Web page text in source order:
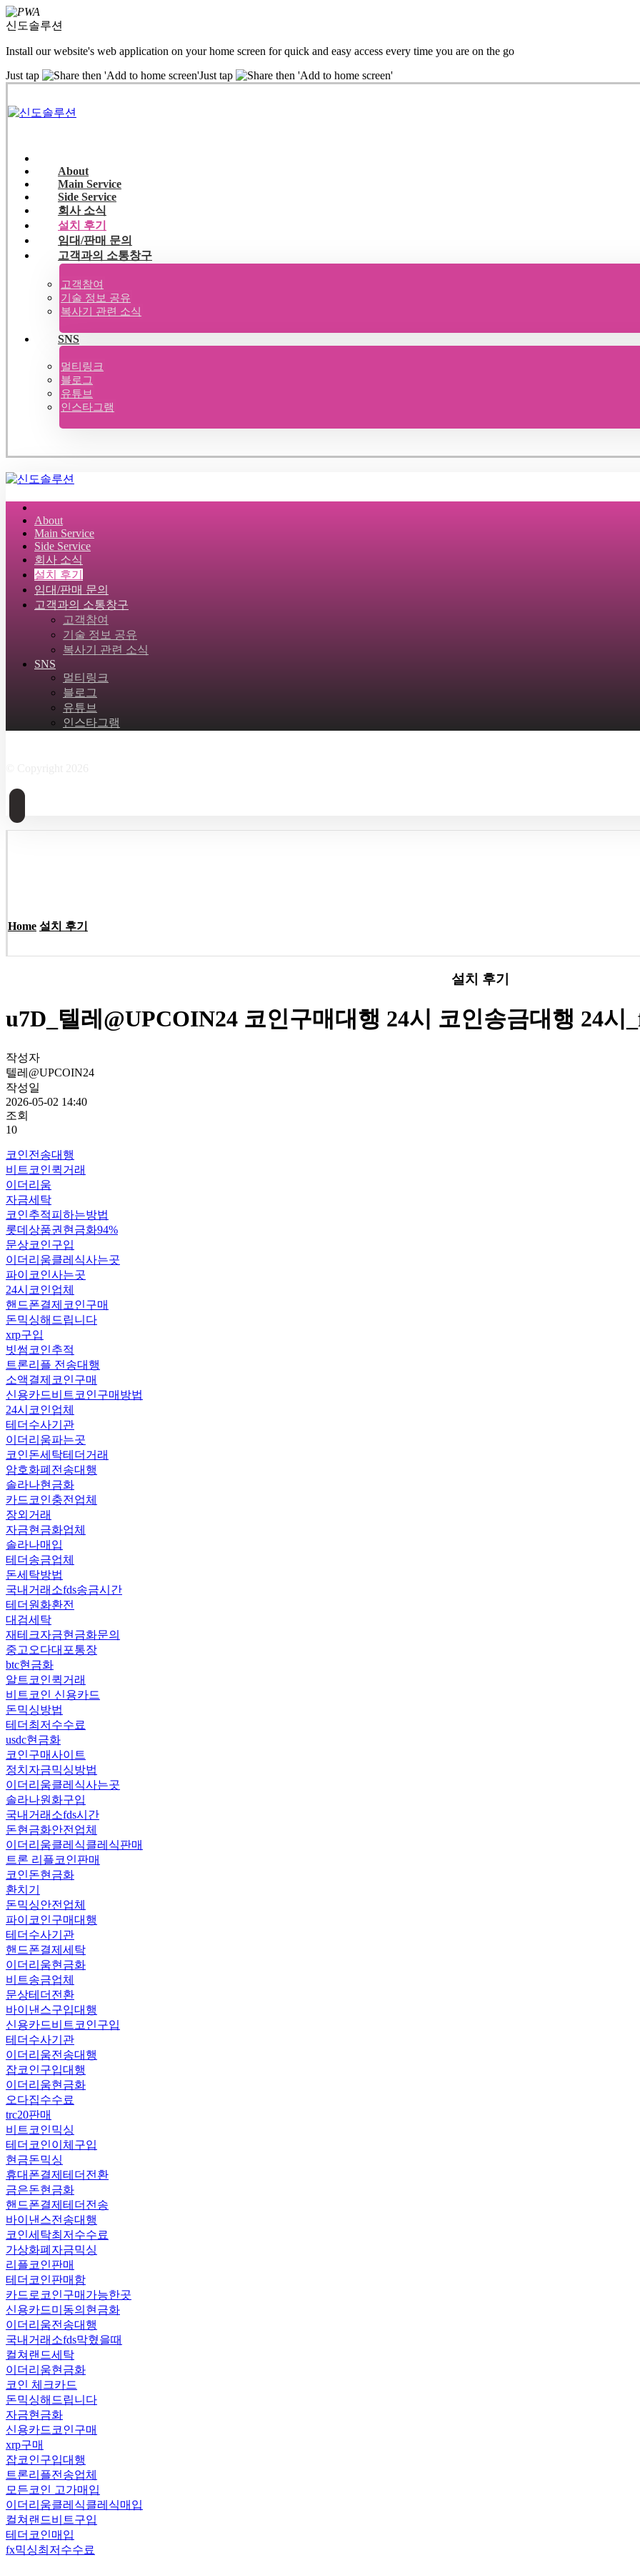
신도솔루션
Install our website's web application on your home screen for quick and easy access every time you are on the go
Just tap
then 'Add to home screen'Just tap then 'Add to home screen'
About
Main Service
Side Service
회사 소식
설치 후기
임대/판매 문의
고객과의 소통창구
고객참여
기술 정보 공유
복사기 관련 소식
SNS
멀티링크
블로그
유튜브
인스타그램
About
Main Service
Side Service
회사 소식
설치 후기
임대/판매 문의
고객과의 소통창구
고객참여
기술 정보 공유
복사기 관련 소식
SNS
멀티링크
블로그
유튜브
인스타그램
Home 설치 후기
설치 후기
u7D_텔레@UPCOIN24 코인구매대행 24시 코인송금대행 24시
작성자
텔레@UPCOIN24
작성일
2026-05-02 14:40
조회
10
코인전송대행
비트코인퀵거래
이더리움
자금세탁
코인추적피하는방법
롯데상품권현금화94%
문상코인구입
이더리움클레식사는곳
파이코인사는곳
24시코인업체
핸드폰결제코인구매
돈믹싱해드립니다
xrp구입
빗썸코인추적
트론리플 전송대행
소액결제코인구매
신용카드비트코인구매방법
24시코인업체
테더수사기관
이더리움파는곳
코인돈세탁테더거래
암호화폐전송대행
솔라나현금화
카드코인충전업체
장외거래
자금현금화업체
솔라나매입
테더송금업체
돈세탁방법
국내거래소fds송금시간
테더원화환전
대검세탁
재테크자금현금화문의
중고오다대포통장
btc현금화
알트코인퀵거래
비트코인 신용카드
돈믹싱방법
테더최저수수료
usdc현금화
코인구매사이트
정치자금믹싱방법
이더리움클레식사는곳
솔라나원화구입
국내거래소fds시간
돈현금화안전업체
이더리움클레식클레식판매
트론 리플코인판매
코인돈현금화
환치기
돈믹싱안전업체
파이코인구매대행
테더수사기관
핸드폰결제세탁
이더리움현금화
비트송금업체
문상테더전환
바이낸스구입대행
신용카드비트코인구입
테더수사기관
이더리움전송대행
잡코인구입대행
이더리움현금화
오다집수수료
trc20판매
비트코인믹싱
테더코인이체구입
현금돈믹싱
휴대폰결제테더전환
금은돈현금화
핸드폰결제테더전송
바이낸스전송대행
코인세탁최저수수료
가상화폐자금믹싱
리플코인판매
테더코인판매함
카드로코인구매가능한곳
신용카드미동의현금화
이더리움전송대행
국내거래소fds막혔을때
컬쳐랜드세탁
이더리움현금화
코인 체크카드
돈믹싱해드립니다
자금현금화
신용카드코인구매
xrp구매
잡코인구입대행
트론리플전송업체
모든코인 고가매입
이더리움클레식클레식매입
컬쳐랜드비트구입
테더코인매입
fx믹싱최저수수료